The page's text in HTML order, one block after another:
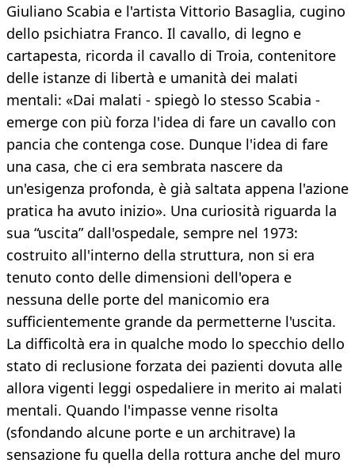
Giuliano Scabia e l'artista Vittorio Basaglia, cugino
dello psichiatra Franco. Il cavallo, di legno e
cartapesta, ricorda il cavallo di Troia, contenitore
delle istanze di libertà e umanità dei malati
mentali: «Dai malati - spiegò lo stesso Scabia -
emerge con più forza l'idea di fare un cavallo con
pancia che contenga cose. Dunque l'idea di fare
una casa, che ci era sembrata nascere da
un'esigenza profonda, è già saltata appena l'azione
pratica ha avuto inizio». Una curiosità riguarda la
sua “uscita” dall'ospedale, sempre nel 1973:
costruito all'interno della struttura, non si era
tenuto conto delle dimensioni dell'opera e
nessuna delle porte del manicomio era
sufficientemente grande da permetterne l'uscita.
La difficoltà era in qualche modo lo specchio dello
stato di reclusione forzata dei pazienti dovuta alle
allora vigenti leggi ospedaliere in merito ai malati
mentali. Quando l'impasse venne risolta
(sfondando alcune porte e un architrave) la
sensazione fu quella della rottura anche del muro